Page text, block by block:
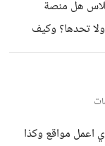
هل منصة
تحدها؟ وكيف
الهاتف والويب؟
اعمل مواقع وكذا